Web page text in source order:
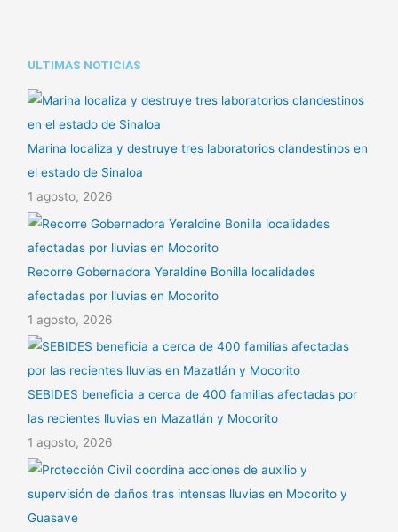
ULTIMAS NOTICIAS
Marina localiza y destruye tres laboratorios clandestinos en
el estado de Sinaloa
1 agosto, 2026
Recorre Gobernadora Yeraldine Bonilla localidades
afectadas por lluvias en Mocorito
1 agosto, 2026
SEBIDES beneficia a cerca de 400 familias afectadas por
las recientes lluvias en Mazatlán y Mocorito
1 agosto, 2026